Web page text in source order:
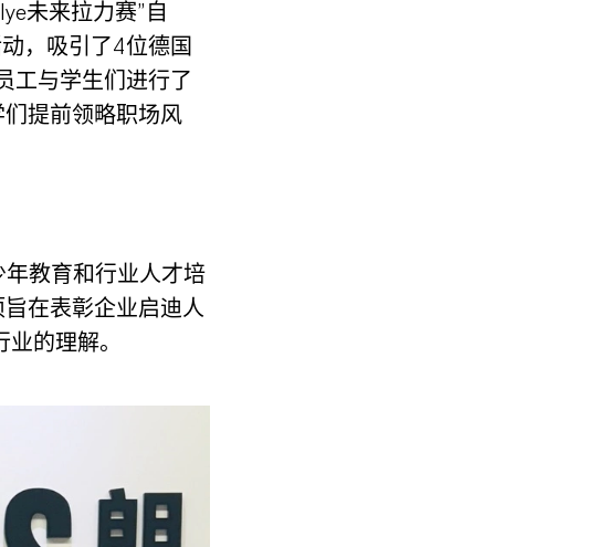
未来拉力赛”自
，吸引了4位德国
工与学生们进行了
们提前领略职场风
年教育和行业人才培
在表彰企业启迪人
的理解。